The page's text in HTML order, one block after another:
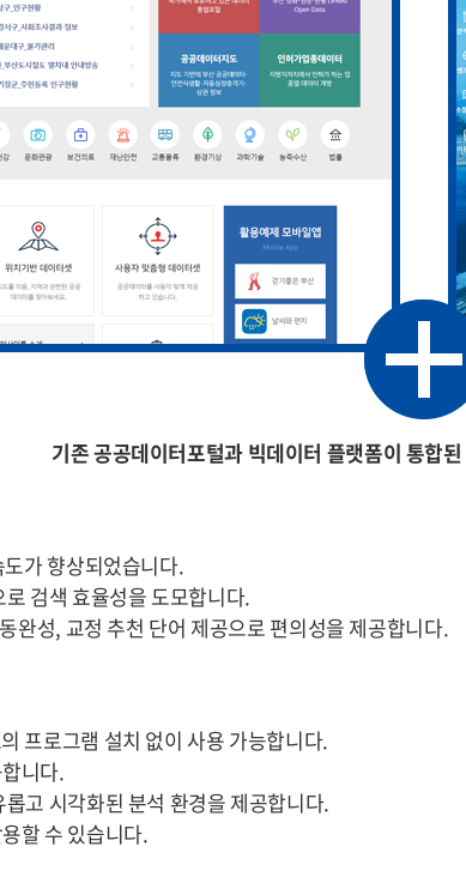
기존 공공데이터포털과 빅데이터 플랫폼이 통합
가 향상되었습니다.
검색 효율성을 도모합니다.
완성, 교정 추천 단어 제공으로 편의성을 제공합니다.
프로그램 설치 없이 사용 가능합니다.
니다.
고 시각화된 분석 환경을 제공합니다.
할 수 있습니다.